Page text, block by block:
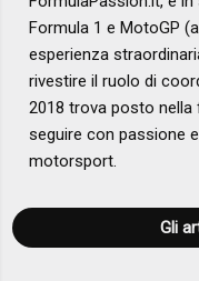
Formula 1 e MotoGP
esperienza
rivestire il ruolo di
2018 trova posto
seguire con passione
motorsport.
Gli